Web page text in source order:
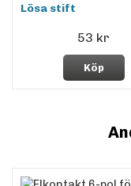
Lösa stift
53 kr
Köp